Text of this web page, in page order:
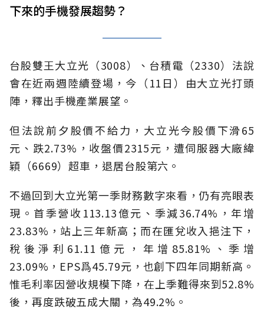
下來的手機發展趨勢？
台股雙王大立光（3008）、台積電（2330）法說
會在近兩週陸續登場，今（11日）由大立光打頭
陣，釋出手機產業展望。
但法說前夕股價不給力，大立光今股價下滑65
元、跌2.73%，收盤價2315元，遭伺服器大廠緯
穎（6669）超車，退居台股第六。
不過回到大立光第一季財務數字來看，仍有亮眼表
現。首季營收113.13億元、季減36.74%，年增
23.83%，站上三年新高；而在匯兌收入挹注下，
稅後淨利61.11億元，年增85.81%、季增
23.09%，EPS爲45.79元，也創下四年同期新高。
惟毛利率因營收規模下降，在上季難得來到52.8%
後，再度跌破五成大關，為49.2%。